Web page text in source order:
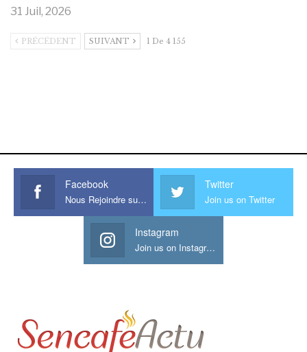
31 Juil, 2026
PRÉCÉDENT SUIVANT 1 De 4 155
Facebook
Nous Rejoindre sur Facebook
Twitter
Join us on Twitter
Instagram
Join us on Instagram